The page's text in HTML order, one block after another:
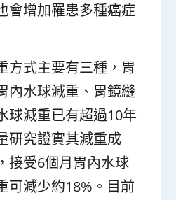
會增加罹患多種癌症
方式主要有三種，胃
內水球減重、胃鏡縫
球減重已有超過10年
研究證實其減重成
接受6個月胃內水球
可減少約18%。目前